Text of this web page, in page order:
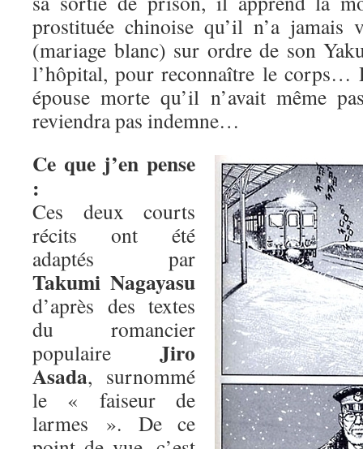
prostituée chinoise qu’il n’a jamais
(mariage blanc) sur ordre de son
l’hôpital, pour reconnaître le corps…
épouse morte qu’il n’avait même
reviendra pas indemne…
Ce que j’en pense
:
Ces deux courts
récits ont été
adaptés par
Takumi Nagayasu
d’après des textes
du romancier
populaire Jiro
Asada, surnommé
le « faiseur de
larmes ». De ce